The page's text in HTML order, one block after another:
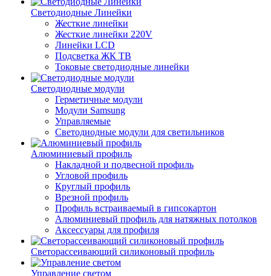
Светодиодные Линейки
Жесткие линейки
Жесткие линейки 220V
Линейки LCD
Подсветка ЖК ТВ
Токовые светодиодные линейки
Светодиодные модули
Герметичные модули
Модули Samsung
Управляемые
Светодиодные модули для светильников
Алюминиевый профиль
Накладной и подвесной профиль
Угловой профиль
Круглый профиль
Врезной профиль
Профиль встраиваемый в гипсокартон
Алюминиевый профиль для натяжных потолков
Аксессуары для профиля
Светорассеивающий силиконовый профиль
Управление светом